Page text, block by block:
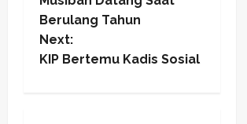
o
s
Berulang Tahun
Next:
KIP Bertemu Kadis Sosial